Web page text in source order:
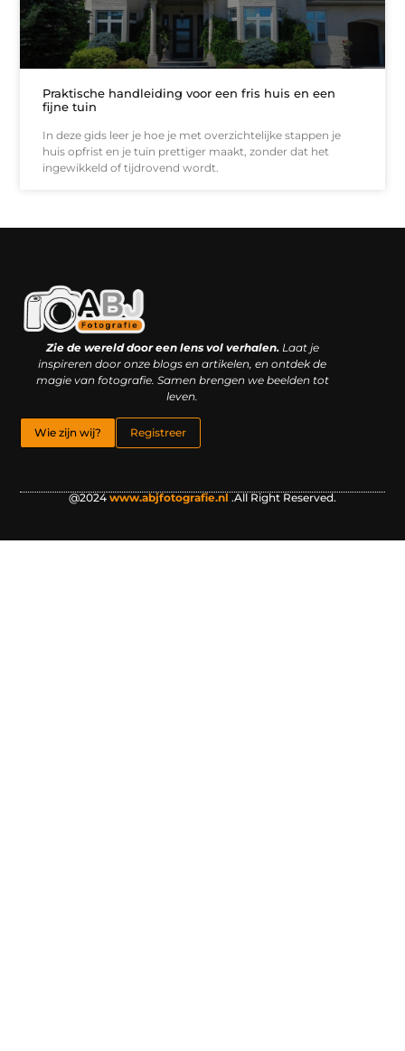
Praktische handleiding voor een fris huis en een
fijne tuin
In deze gids leer je hoe je met overzichtelijke stappen je
huis opfrist en je tuin prettiger maakt, zonder dat het
ingewikkeld of tijdrovend wordt.
Zie de wereld door een lens vol verhalen.Laat je
inspireren door onze blogs en artikelen, en ontdek de
magie van fotografie. Samen brengen we beelden tot
leven.
Wie zijn wij? Registreer
@2024 www.abjfotografie.nl .All Right Reserved.